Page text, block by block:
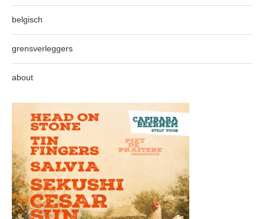
belgisch
grensverleggers
about